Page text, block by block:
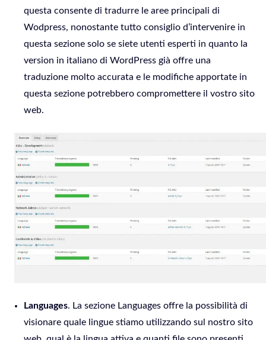
questa consente di tradurre le aree principali di
Wodpress, nonostante tutto consiglio d’intervenire in
questa sezione solo se siete utenti esperti in quanto la
version in italiano di WordPress già offre una
traduzione molto accurata e le modifiche apportate in
questa sezione potrebbero compromettere il vostro sito
web.
Languages. La sezione Languages offre la possibilità di
visionare quale lingue stiamo utilizzando sul nostro sito